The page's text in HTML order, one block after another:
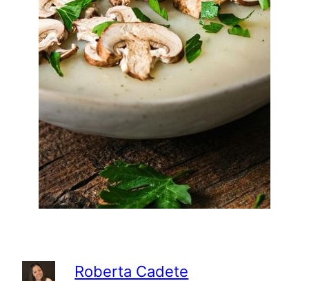
Roberta Cadete